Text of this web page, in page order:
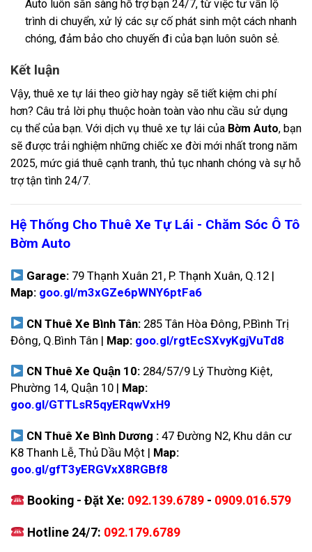
Auto luôn sẵn sàng hỗ trợ bạn 24/7, từ việc tư vấn lộ
trình di chuyển, xử lý các sự cố phát sinh một cách nhanh
chóng, đảm bảo cho chuyến đi của bạn luôn suôn sẻ.
Kết luận
Vậy, thuê xe tự lái theo giờ hay ngày sẽ tiết kiệm chi phí
hơn? Câu trả lời phụ thuộc hoàn toàn vào nhu cầu sử dụng
cụ thể của bạn. Với dịch vụ thuê xe tự lái của Bờm Auto, bạn
sẽ được trải nghiệm những chiếc xe đời mới nhất trong năm
2025, mức giá thuê cạnh tranh, thủ tục nhanh chóng và sự hỗ
trợ tận tình 24/7.
Hệ Thống Cho Thuê Xe Tự Lái - Chăm Sóc Ô Tô
Bờm Auto
Garage: 79 Thạnh Xuân 21, P. Thạnh Xuân, Q.12 |
Map: goo.gl/m3xGZe6pWNY6ptFa6
CN Thuê Xe Bình Tân: 285 Tân Hòa Đông, P.Bình Trị
Đông, Q.Bình Tân | Map: goo.gl/rgtEcSXvyKgjVuTd8
CN Thuê Xe Quận 10: 284/57/9 Lý Thường Kiệt,
Phường 14, Quận 10 | Map:
goo.gl/GTTLsR5qyERqwVxH9
CN Thuê Xe Bình Dương :47 Đường N2, Khu dân cư
K8 Thanh Lễ, Thủ Dầu Một | Map:
goo.gl/gfT3yERGVxX8RGBf8
Booking - Đặt Xe: 092.139.6789 - 0909.016.579
Hotline 24/7: 092.179.6789